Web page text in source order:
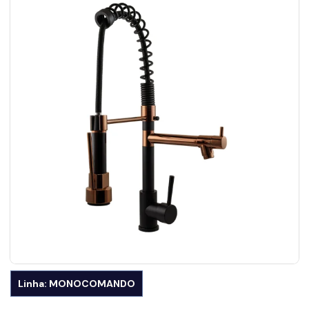
Linha: MONOCOMANDO